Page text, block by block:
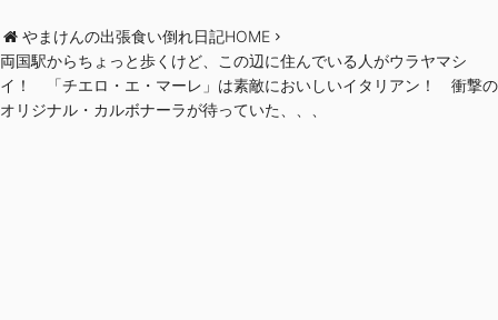
やまけんの出張食い倒れ日記HOME
両国駅からちょっと歩くけど、この辺に住んでいる人がウラヤマシ
イ！ 「チエロ・エ・マーレ」は素敵においしいイタリアン！ 衝撃の
オリジナル・カルボナーラが待っていた、、、